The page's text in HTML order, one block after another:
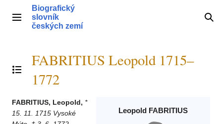
obsahHlavní menu
Biografický
slovník
českých zemí
Přepnout obsah
FABRITIUS Leopold 1715–
1772
Leopold FABRITIUS
FABRITIUS, Leopold, *
15. 11. 1715 Vysoké